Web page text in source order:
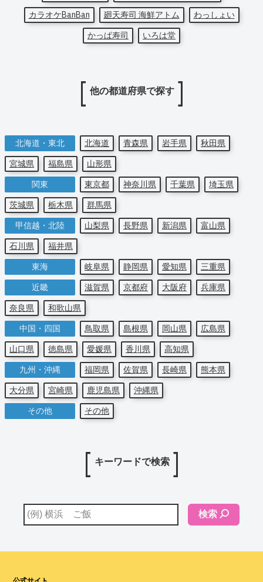
カラオケBanBan
廻天寿司 海鮮アトム
わっしょい
かっぱ寿司
いろは堂
他の都道府県で探す
北海道・東北 北海道 青森県 岩手県
秋田県
宮城県
福島県
山形県
関東
東京都 神奈川県 千葉県
埼玉県
茨城県
栃木県
群馬県
甲信越・北陸
山梨県 長野県 新潟県
富山県
石川県
福井県
東海
岐阜県 静岡県 愛知県
三重県
近畿
滋賀県 京都府 大阪府
兵庫県
奈良県
和歌山県
中国・四国
鳥取県 島根県 岡山県
広島県
山口県
徳島県 愛媛県 香川県
高知県
九州・沖縄
福岡県 佐賀県 長崎県
熊本県
大分県
宮崎県 鹿児島県
沖縄県
その他
その他
キーワードで検索
検索